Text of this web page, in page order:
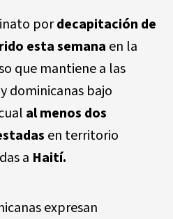
pordecapitación de
esta semana en la
que mantiene a las
dominicanas bajo
al menos dos
en territorio
a Haití.
expresan